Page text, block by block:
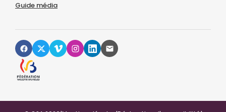
Guide média